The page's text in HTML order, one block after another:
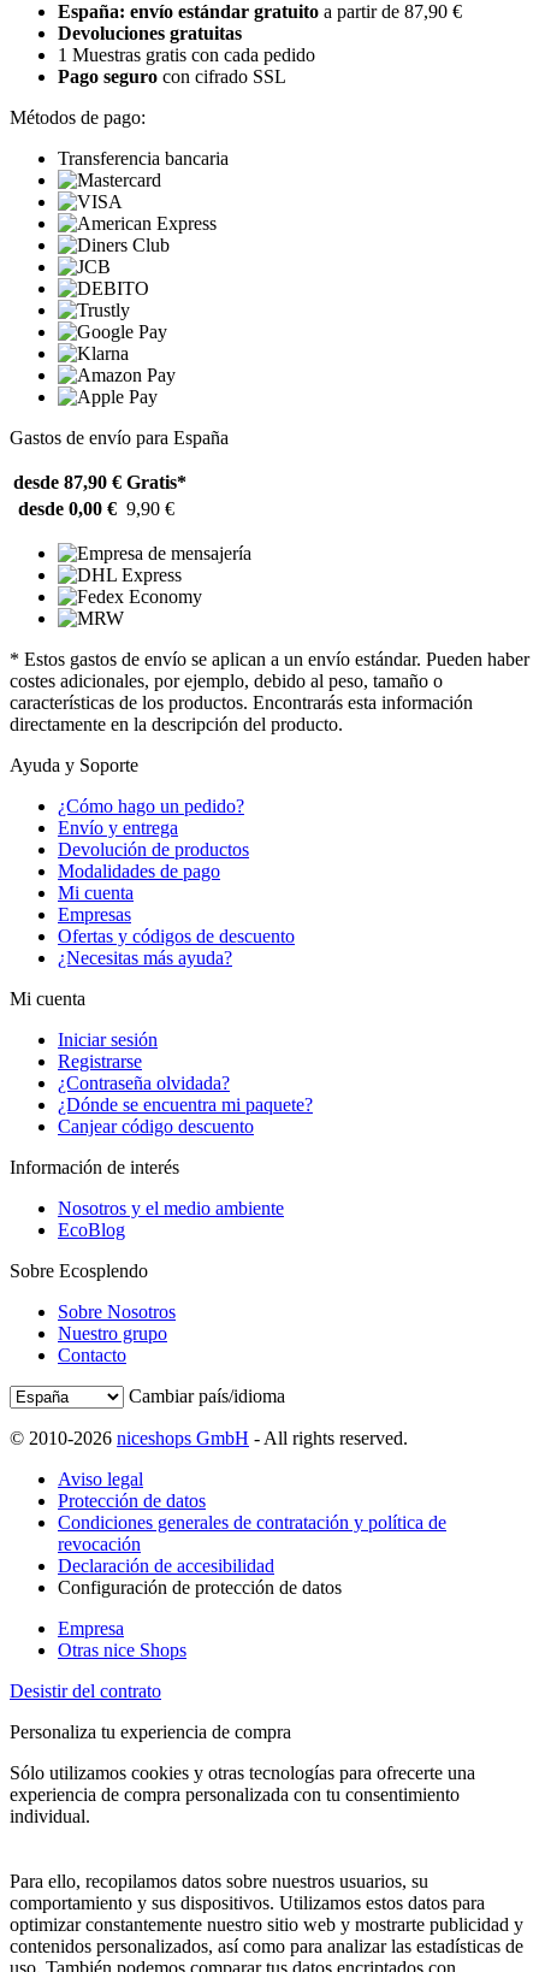
España: envío estándar gratuito a partir de 87,90 €
Devoluciones gratuitas
1 Muestras gratis con cada pedido
Pago seguro con cifrado SSL
Métodos de pago:
Transferencia bancaria
Gastos de envío para España
desde 87,90 € Gratis*
desde 0,00 € 9,90 €
* Estos gastos de envío se aplican a un envío estándar. Pueden haber
costes adicionales, por ejemplo, debido al peso, tamaño o
características de los productos. Encontrarás esta información
directamente en la descripción del producto.
Ayuda y Soporte
¿Cómo hago un pedido?
Envío y entrega
Devolución de productos
Modalidades de pago
Mi cuenta
Empresas
Ofertas y códigos de descuento
¿Necesitas más ayuda?
Mi cuenta
Iniciar sesión
Registrarse
¿Contraseña olvidada?
¿Dónde se encuentra mi paquete?
Canjear código descuento
Información de interés
Nosotros y el medio ambiente
EcoBlog
Sobre Ecosplendo
Sobre Nosotros
Nuestro grupo
Contacto
Cambiar país/idioma
© 2010-2026 niceshops GmbH - All rights reserved.
Aviso legal
Protección de datos
Condiciones generales de contratación y política de
revocación
Declaración de accesibilidad
Configuración de protección de datos
Empresa
Otras nice Shops
Desistir del contrato
Personaliza tu experiencia de compra
Sólo utilizamos cookies y otras tecnologías para ofrecerte una
experiencia de compra personalizada con tu consentimiento
individual.
Para ello, recopilamos datos sobre nuestros usuarios, su
comportamiento y sus dispositivos. Utilizamos estos datos para
optimizar constantemente nuestro sitio web y mostrarte publicidad y
contenidos personalizados, así como para analizar las estadísticas de
uso. También podemos comparar tus datos encriptados con